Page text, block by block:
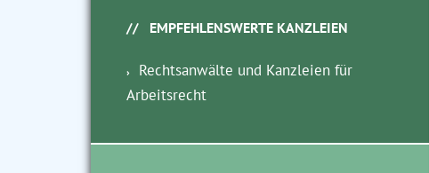
EMPFEHLENSWERTE KANZLEIEN
Rechtsanwälte und Kanzleien für
Arbeitsrecht